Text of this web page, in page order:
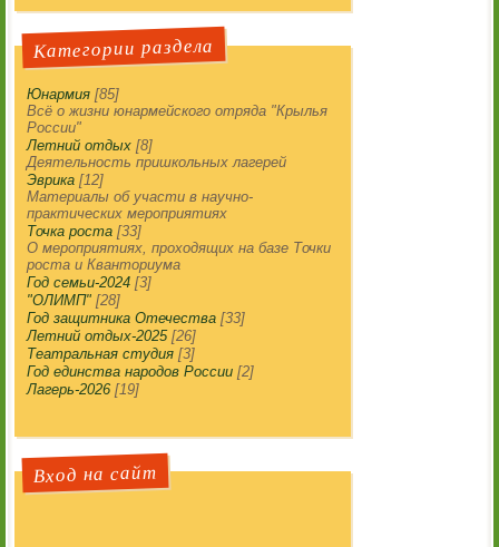
Категории раздела
Юнармия [85]
Всё о жизни юнармейского отряда "Крылья
России"
Летний отдых [8]
Деятельность пришкольных лагерей
Эврика [12]
Материалы об участи в научно-
практических мероприятиях
Точка роста [33]
О мероприятиях, проходящих на базе Точки
роста и Кванториума
Год семьи-2024 [3]
"ОЛИМП" [28]
Год защитника Отечества [33]
Летний отдых-2025 [26]
Театральная студия [3]
Год единства народов России [2]
Лагерь-2026 [19]
Вход на сайт